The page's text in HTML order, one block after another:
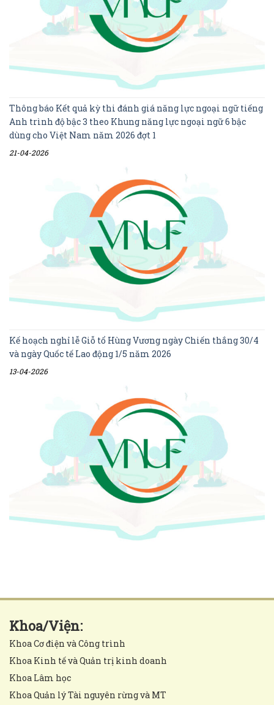
Thông báo Kết quả kỳ thi đánh giá năng lực ngoại ngữ tiếng
Anh trình độ bậc 3 theo Khung năng lực ngoại ngữ 6 bậc
dùng cho Việt Nam năm 2026 đợt 1
21-04-2026
Kế hoạch nghỉ lễ Giỗ tổ Hùng Vương ngày Chiến thắng 30/4
và ngày Quốc tế Lao động 1/5 năm 2026
13-04-2026
Khoa/Viện:
Khoa Cơ điện và Công trình
Khoa Kinh tế và Quản trị kinh doanh
Khoa Lâm học
Khoa Quản lý Tài nguyên rừng và MT